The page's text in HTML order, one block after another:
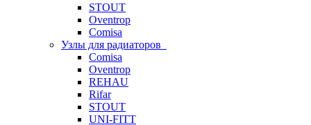
STOUT
Oventrop
Comisa
Узлы для радиаторов
Comisa
Oventrop
REHAU
Rifar
STOUT
UNI-FITT